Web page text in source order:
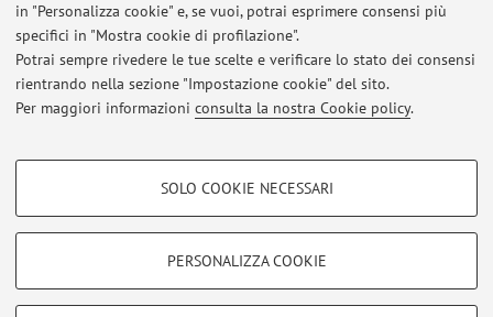
in "Personalizza cookie" e, se vuoi, potrai esprimere consensi più
specifici in "Mostra cookie di profilazione".
Potrai sempre rivedere le tue scelte e verificare lo stato dei consensi
rientrando nella sezione "Impostazione cookie" del sito.
Per maggiori informazioni consulta la nostra Cookie policy.
COOKIE DI PROFILAZIONE - FACOLTATIVI
SOLO COOKIE NECESSARI
PERSONALIZZA COOKIE
Ultimi avvisi
Al momento non sono presenti avvisi.
Area riservata
Accedi tramiteloginper gestire tutti i contenuti del sito.